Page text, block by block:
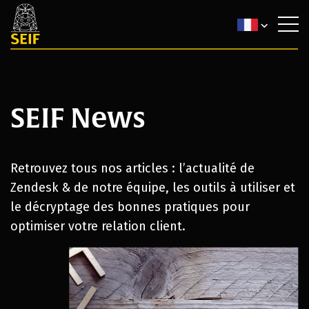
SEIF News
Retrouvez tous nos articles : l’actualité de
Zendesk & de notre équipe, les outils à utiliser et
le décryptage des bonnes pratiques pour
optimiser votre relation client.